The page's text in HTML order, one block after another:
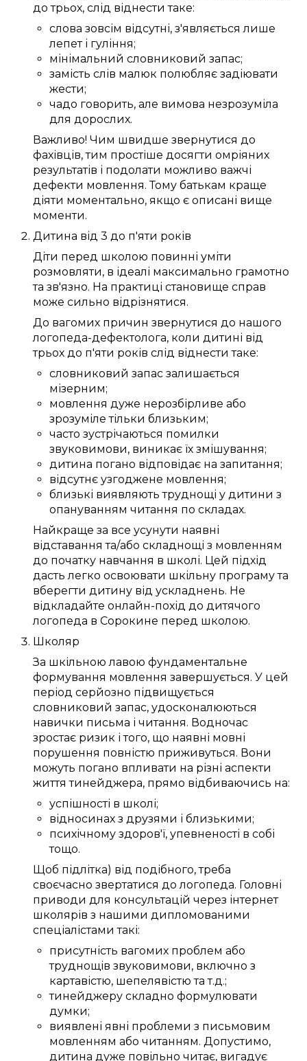
до трьох, слід віднести таке:
слова зовсім відсутні, з'являється лише
лепеті гуління;
мінімальний словниковий запас;
замість слів малюк полюбляє задіювати
жести;
чадо говорить, але вимова незрозуміла
для дорослих.
Важливо! Чим швидше звернутися до
фахівців, тим простіше досягти омріяних
результатів і подолати можливо важчі
дефекти мовлення.Тому батькам краще
діяти моментально, якщо є описані вище
моменти.
Дитина від 3 до п'яти років
Діти перед школою повинні уміти
розмовляти, в ідеалі максимально грамотно
та зв'язно. На практиці становище справ
може сильно відрізнятися.
До вагомих причин звернутися до нашого
логопеда-дефектолога, коли дитині від
трьох до п'яти років слід віднести таке:
словниковий запас залишається
мізерним;
мовлення дуже нерозбірливе або
зрозуміле тільки близьким;
часто зустрічаються помилки
звуковимови, виникає їх змішування;
дитина погано відповідає на запитання;
відсутнє узгоджене мовлення;
близькі виявляють труднощі у дитини з
опануванням читання по складах.
Найкраще за все усунути наявні
відставання та/або складнощі з мовленням
до початку навчання в школі. Цей підхід
дасть легко освоювати шкільну програмута
вберегти дитину від ускладнень. Не
відкладайте онлайн-похід до дитячого
логопеда в Сорокине перед школою.
Школяр
За шкільною лавою фундаментальне
формування мовлення завершується. У цей
період серйозно підвищується
словниковий запас, удосконалюються
навички письма і читання. Водночас
зростає ризик і того, що наявні мовні
порушення повністю приживуться. Вони
можуть погано впливати на різні аспекти
життятинейджера, прямо відбиваючись на:
успішності в школі;
відносинах з друзями і близькими;
психічному здоров'ї, упевненості в собі
тощо.
Щоб підлітка) від подібного,треба
своєчасно звертатися до логопеда. Головні
приводи для консультацій через інтернет
школярів з нашими дипломованими
спеціалістами такі:
присутність вагомих проблем або
труднощів звуковимови, включно з
картавістю, шепелявістю тат.д.;
тинейджеру складно формулювати
думки;
виявлені явні проблеми з письмовим
мовленням або читанням. Допустимо,
дитина дуже повільно читає, вигадує